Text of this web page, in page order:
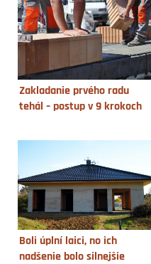
Zakladanie prvého radu
tehál – postup v 9 krokoch
Boli úplní laici, no ich
nadšenie bolo silnejšie